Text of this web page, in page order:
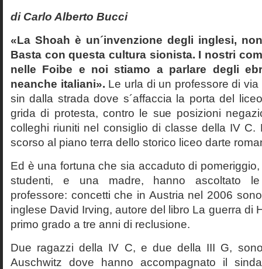
di Carlo Alberto Bucci
«La Shoah è un´invenzione degli inglesi,
Basta con questa cultura sionista. I nostri
nelle Foibe e noi stiamo a parlare degli
neanche italiani». Le urla di un professore di
sin dalla strada dove s´affaccia la porta del
grida di protesta, contro le sue posizioni
colleghi riuniti nel consiglio di classe della IV C.
scorso al piano terra dello storico liceo darte
Ed è una fortuna che sia accaduto di
studenti, e una madre, hanno ascoltato le
professore: concetti che in Austria nel 2006
inglese David Irving, autore del libro La guerra di
primo grado a tre anni di reclusione.
Due ragazzi della IV C, e due della III G,
Auschwitz dove hanno accompagnato il